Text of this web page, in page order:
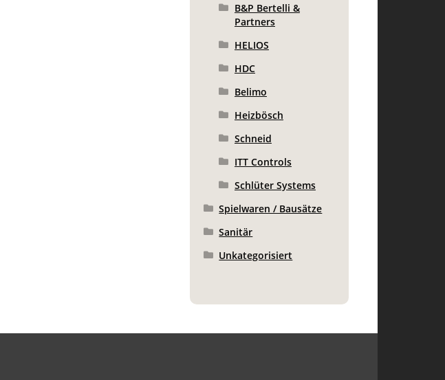
B&P Bertelli &
Partners
HELIOS
HDC
Belimo
Heizbösch
Schneid
ITT Controls
Schlüter Systems
Spielwaren / Bausätze
Sanitär
Unkategorisiert